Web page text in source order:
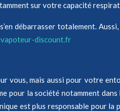
sur votre capacité
débarrasser totalement.
discount.fr
vous, mais aussi pour votre
pour la société notamment
est plus responsable pour